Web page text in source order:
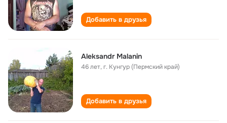
Добавить в друзья
Aleksandr Malanin
46 лет,г. Кунгур (Пермский край)
Добавить в друзья